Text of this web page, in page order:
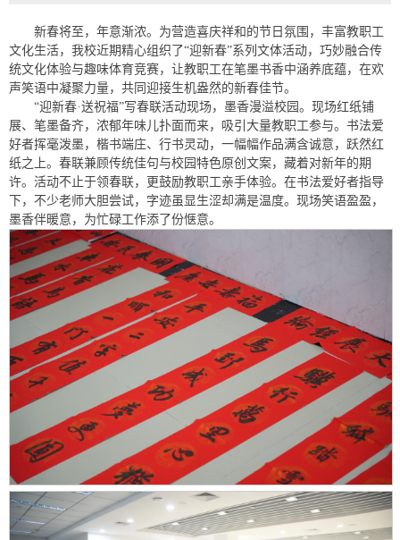
新春将至，年意渐浓。为营造喜庆祥和的节日氛围，丰富教职工
文化生活，我校近期精心组织了“迎新春”系列文体活动，巧妙融合传
统文化体验与趣味体育竞赛，让教职工在笔墨书香中涵养底蕴，在欢
声笑语中凝聚力量，共同迎接生机盎然的新春佳节。
“迎新春·送祝福”写春联活动现场，墨香漫溢校园。现场红纸铺
展、笔墨备齐，浓郁年味儿扑面而来，吸引大量教职工参与。书法爱
好者挥毫泼墨，楷书端庄、行书灵动，一幅幅作品满含诚意，跃然红
纸之上。春联兼顾传统佳句与校园特色原创文案，藏着对新年的期
许。活动不止于领春联，更鼓励教职工亲手体验。在书法爱好者指导
下，不少老师大胆尝试，字迹虽显生涩却满是温度。现场笑语盈盈，
墨香伴暖意，为忙碌工作添了份惬意。